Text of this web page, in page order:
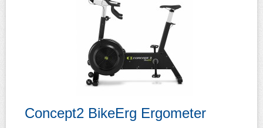
Concept2 BikeErg Ergometer